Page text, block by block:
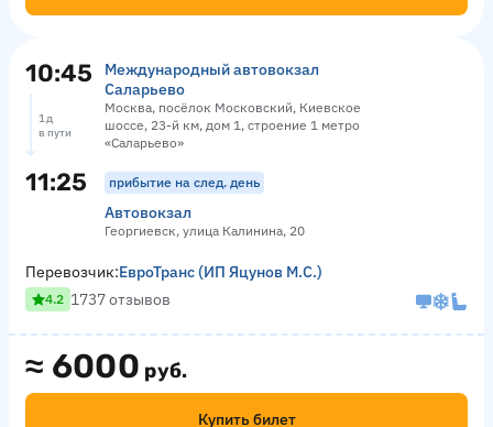
10:45
Международный автовокзал
Саларьево
Москва, посёлок Московский, Киевское
шоссе, 23-й км, дом 1, строение 1 метро
«Саларьево»
1 д
в пути
11:25 прибытие на след. день
Автовокзал
Георгиевск, улица Калинина, 20
≈ 6000 руб.
Купить билет
Перевозчик:ЕвроТранс (ИП Яцунов М.С.)
4.2 1737 отзывов